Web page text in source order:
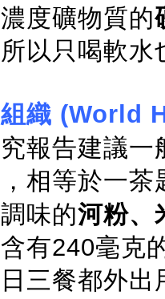
度礦物質的
所以只喝軟
組織 (World
報告建議
，相等於一
味的河粉、
有240毫克
日三餐都外出